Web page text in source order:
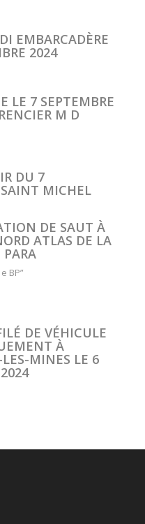
EMBARCADÈRE
2024
LE 7 SEPTEMBRE
M D
DU 7
MICHEL
DE SAUT À
ATLAS DE LA
PARA
BP”
DE VÉHICULE
À
MINES LE 6